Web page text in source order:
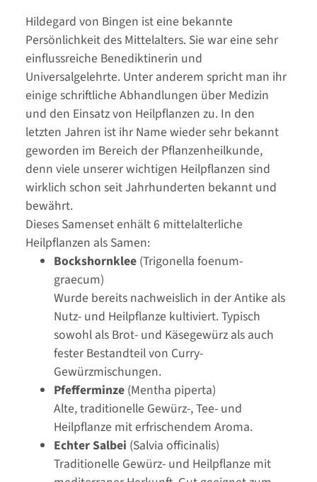
Hildegard von Bingen ist eine bekannte
Persönlichkeit des Mittelalters. Sie war eine sehr
einflussreiche Benediktinerin und
Universalgelehrte. Unter anderem spricht man ihr
einige schriftliche Abhandlungen über Medizin
und den Einsatz von Heilpflanzen zu. In den
letzten Jahren ist ihr Name wieder sehr bekannt
geworden im Bereich der Pflanzenheilkunde,
denn viele unserer wichtigen Heilpflanzen sind
wirklich schon seit Jahrhunderten bekannt und
bewährt.
Dieses Samenset enhält 6 mittelalterliche
Heilpflanzen als Samen:
Bockshornklee (Trigonella foenum-
graecum)
Wurde bereits nachweislich in der Antike als
Nutz- und Heilpflanze kultiviert. Typisch
sowohl als Brot- und Käsegewürz als auch
fester Bestandteil von Curry-
Gewürzmischungen.
Pfefferminze (Mentha piperta)
Alte, traditionelle Gewürz-, Tee- und
Heilpflanze mit erfrischendem Aroma.
Echter Salbei (Salvia officinalis)
Traditionelle Gewürz- und Heilpflanze mit